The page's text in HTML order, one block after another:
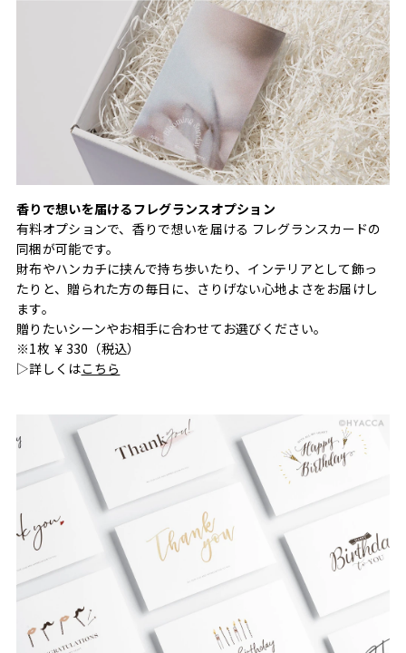
香りで想いを届けるフレグランスオプション
有料オプションで、香りで想いを届ける フレグランスカードの
同梱が可能です。
財布やハンカチに挟んで持ち歩いたり、インテリアとして飾っ
たりと、贈られた方の毎日に、さりげない心地よさをお届けし
ます。
贈りたいシーンやお相手に合わせてお選びください。
※1枚 ￥330（税込）
▷詳しくはこちら